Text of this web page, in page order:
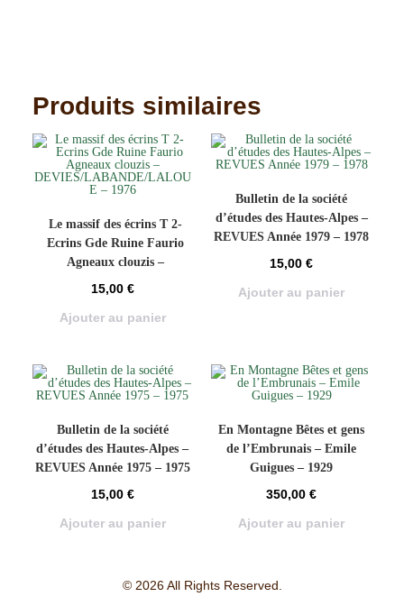
Produits similaires
Le massif des écrins T 2-
Ecrins Gde Ruine Faurio
Agneaux clouzis –
– 1976
15,00 €
Ajouter au panier
Bulletin de la société
d’études des Hautes-Alpes –
REVUES Année 1979 – 1978
15,00€
Ajouter au panier
Bulletin de la société
d’études des Hautes-Alpes –
REVUES Année 1975 – 1975
15,00 €
Ajouter au panier
En Montagne Bêtes et gens
de l’Embrunais – Emile
Guigues – 1929
350,00€
Ajouter au panier
© 2026 All Rights Reserved.